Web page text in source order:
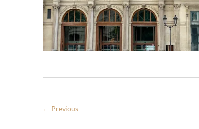
← Previous